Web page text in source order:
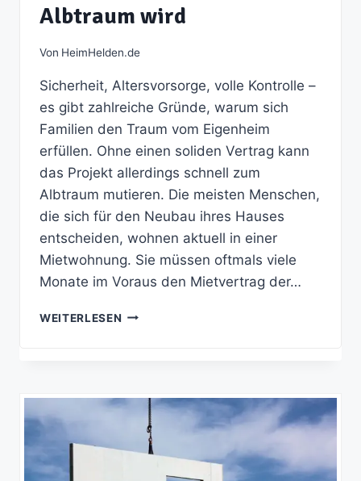
Albtraum wird
Von HeimHelden.de
Sicherheit, Altersvorsorge, volle Kontrolle –
es gibt zahlreiche Gründe, warum sich
Familien den Traum vom Eigenheim
erfüllen. Ohne einen soliden Vertrag kann
das Projekt allerdings schnell zum
Albtraum mutieren. Die meisten Menschen,
die sich für den Neubau ihres Hauses
entscheiden, wohnen aktuell in einer
Mietwohnung. Sie müssen oftmals viele
Monate im Voraus den Mietvertrag der…
WEITERLESEN WIE
ALBTRAUM
WIRD